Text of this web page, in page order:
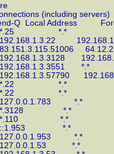
(including servers)
Q Local Address
*.25 *.*
*.22 *.*
*.22 *.*
*.*
*.3128 *.*
*.110 *.*
::1.953 *.*
*.*
*.*